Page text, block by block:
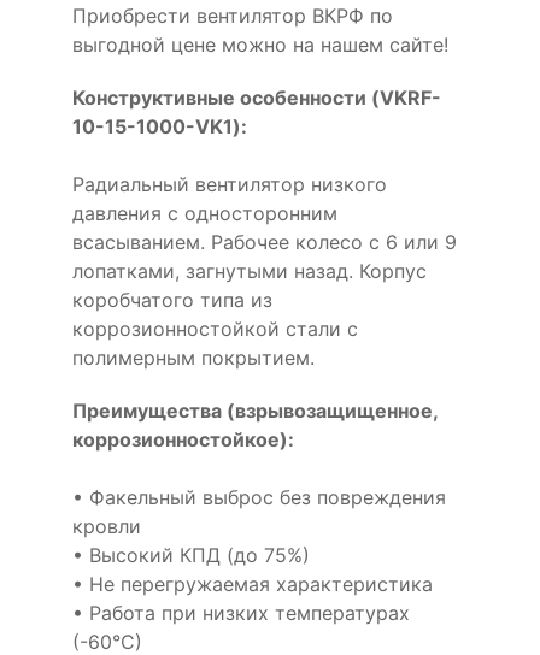
Приобрести вентилятор ВКРФ по
выгодной цене можно на нашем сайте!
Конструктивные особенности (VKRF-
10-15-1000-VK1):
Радиальный вентилятор низкого
давления с односторонним
всасыванием. Рабочее колесо с 6 или 9
лопатками, загнутыми назад. Корпус
коробчатого типа из
коррозионностойкой стали с
полимерным покрытием.
Преимущества (взрывозащищенное,
коррозионностойкое):
• Факельный выброс без повреждения
кровли
• Высокий КПД (до 75%)
• Не перегружаемая характеристика
• Работа при низких температурах
(-60°С)